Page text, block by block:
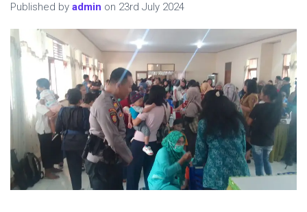
Published by admin on 23rd July 2024